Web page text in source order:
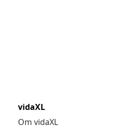
vidaXL
Om vidaXL